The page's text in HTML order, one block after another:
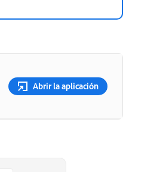
Abrir la aplicación